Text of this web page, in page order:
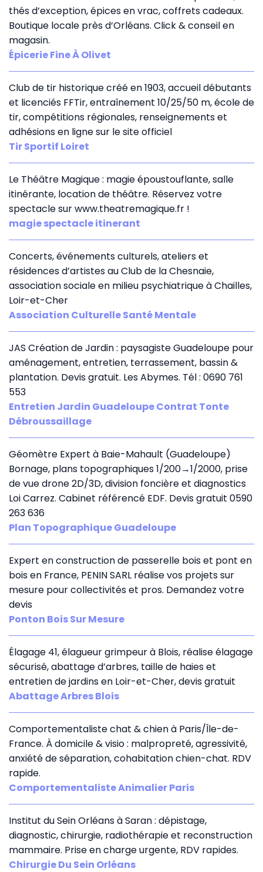
thés d’exception, épices en vrac, coffrets cadeaux.
Boutique locale près d’Orléans. Click & conseil en
magasin.
Épicerie Fine À Olivet
Club de tir historique créé en 1903, accueil débutants
et licenciés FFTir, entraînement 10/25/50 m, école de
tir, compétitions régionales, renseignements et
adhésions en ligne sur le site officiel
Tir Sportif Loiret
Le Théâtre Magique : magie époustouflante, salle
itinérante, location de théâtre. Réservez votre
spectacle sur www.theatremagique.fr !
magie spectacle itinerant
Concerts, événements culturels, ateliers et
résidences d’artistes au Club de la Chesnaie,
association sociale en milieu psychiatrique à Chailles,
Loir-et-Cher
Association Culturelle Santé Mentale
JAS Création de Jardin : paysagiste Guadeloupe pour
aménagement, entretien, terrassement, bassin &
plantation. Devis gratuit. Les Abymes. Tél : 0690 761
553
Entretien Jardin Guadeloupe Contrat Tonte
Débroussaillage
Géomètre Expert à Baie-Mahault (Guadeloupe)
Bornage, plans topographiques 1/200→1/2000, prise
de vue drone 2D/3D, division foncière et diagnostics
Loi Carrez. Cabinet référencé EDF. Devis gratuit 0590
263 636
Plan Topographique Guadeloupe
Expert en construction de passerelle bois et pont en
bois en France, PENIN SARL réalise vos projets sur
mesure pour collectivités et pros. Demandez votre
devis
Ponton Bois Sur Mesure
Élagage 41, élagueur grimpeur à Blois, réalise élagage
sécurisé, abattage d’arbres, taille de haies et
entretien de jardins en Loir-et-Cher, devis gratuit
Abattage Arbres Blois
Comportementaliste chat & chien à Paris/Île-de-
France. À domicile & visio : malpropreté, agressivité,
anxiété de séparation, cohabitation chien-chat. RDV
rapide.
Comportementaliste Animalier Paris
Institut du Sein Orléans à Saran : dépistage,
diagnostic, chirurgie, radiothérapie et reconstruction
mammaire. Prise en charge urgente, RDV rapides.
Chirurgie Du Sein Orléans